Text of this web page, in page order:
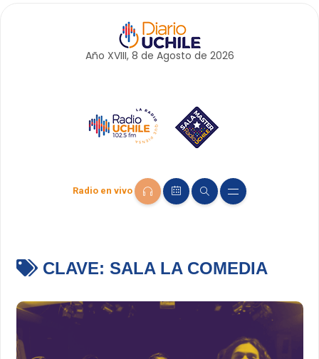
Año XVIII, 8 de Agosto de 2026
Radio en vivo
CLAVE: SALA LA COMEDIA